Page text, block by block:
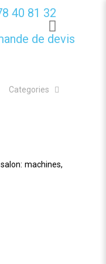
40 81 32
de devis
Categories
machines,